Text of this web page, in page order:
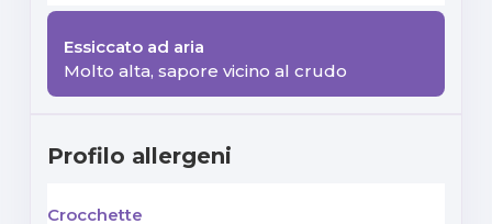
Molto alta, sapore vicino al crudo
Profilo allergeni